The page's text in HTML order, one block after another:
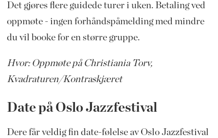
Det gjøres flere guidede turer i uken. Betaling ved
oppmøte - ingen forhåndspåmelding med mindre
du vil booke for en større gruppe.
Hvor: Oppmøte på Christiania Torv,
Kvadraturen/Kontraskjæret
Date på Oslo Jazzfestival
Dere får veldig fin date-følelse av Oslo Jazzfestival